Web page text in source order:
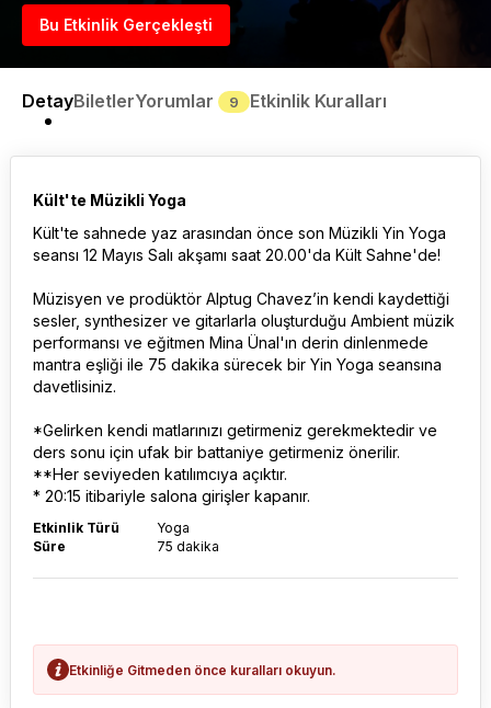
Bu Etkinlik Gerçekleşti
DetayBiletlerYorumlar 9 Etkinlik Kuralları
Kült'te Müzikli Yoga
Kült'te sahnede yaz arasından önce son Müzikli Yin Yoga
seansı 12 Mayıs Salı akşamı saat 20.00'da Kült Sahne'de!
Müzisyen ve prodüktör Alptug Chavez’in kendi kaydettiği
sesler, synthesizer ve gitarlarla oluşturduğu Ambient müzik
performansı ve eğitmen Mina Ünal'ın derin dinlenmede
mantra eşliği ile 75 dakika sürecek bir Yin Yoga seansına
davetlisiniz.
*Gelirken kendi matlarınızı getirmeniz gerekmektedir ve
ders sonu için ufak bir battaniye getirmeniz önerilir.
**Her seviyeden katılımcıya açıktır.
* 20:15 itibariyle salona girişler kapanır.
Etkinlik Türü
Yoga
Süre
75 dakika
Etkinliğe Gitmeden önce kuralları okuyun.